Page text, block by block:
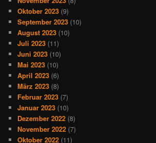
Oktober 2023 (9)
September 2023 (10)
August 2023 (10)
Juli 2023 (11)
Juni 2023 (10)
Mai 2023 (10)
April 2023 (6)
März 2023 (8)
Februar 2023 (7)
Januar 2023 (10)
Dezember 2022 (8)
November 2022 (7)
Oktober 2022 (11)